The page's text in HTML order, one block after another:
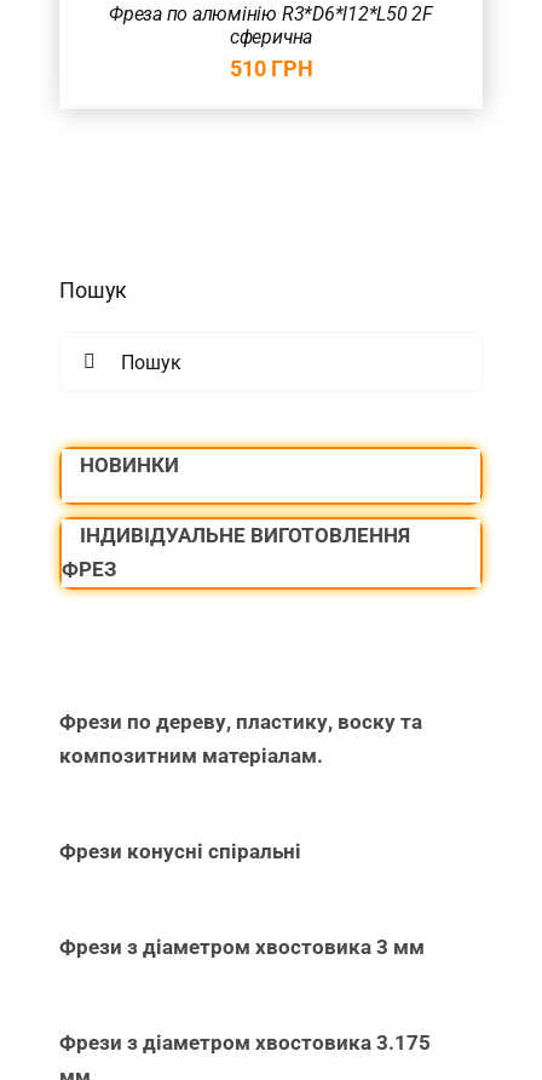
Фреза по алюмінію R3*D6*l12*L50 2F
сферична
510 ГРН
Пошук
НОВИНКИ
ІНДИВІДУАЛЬНЕ ВИГОТОВЛЕННЯ
ФРЕЗ
Фрези по дереву, пластику, воску та
композитним матеріалам.
Фрези конусні спіральні
Фрези з діаметром хвостовика 3 мм
Фрези з діаметром хвостовика 3.175